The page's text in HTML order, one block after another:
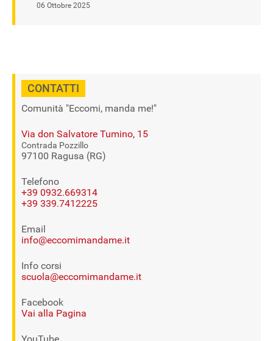
06 Ottobre 2025
CONTATTI
Comunità "Eccomi, manda me!"
Via don Salvatore Tumino, 15
Contrada Pozzillo
97100 Ragusa (RG)
Telefono
+39 0932.669314
+39 339.7412225
Email
info@eccomimandame.it
Info corsi
scuola@eccomimandame.it
Facebook
Vai alla Pagina